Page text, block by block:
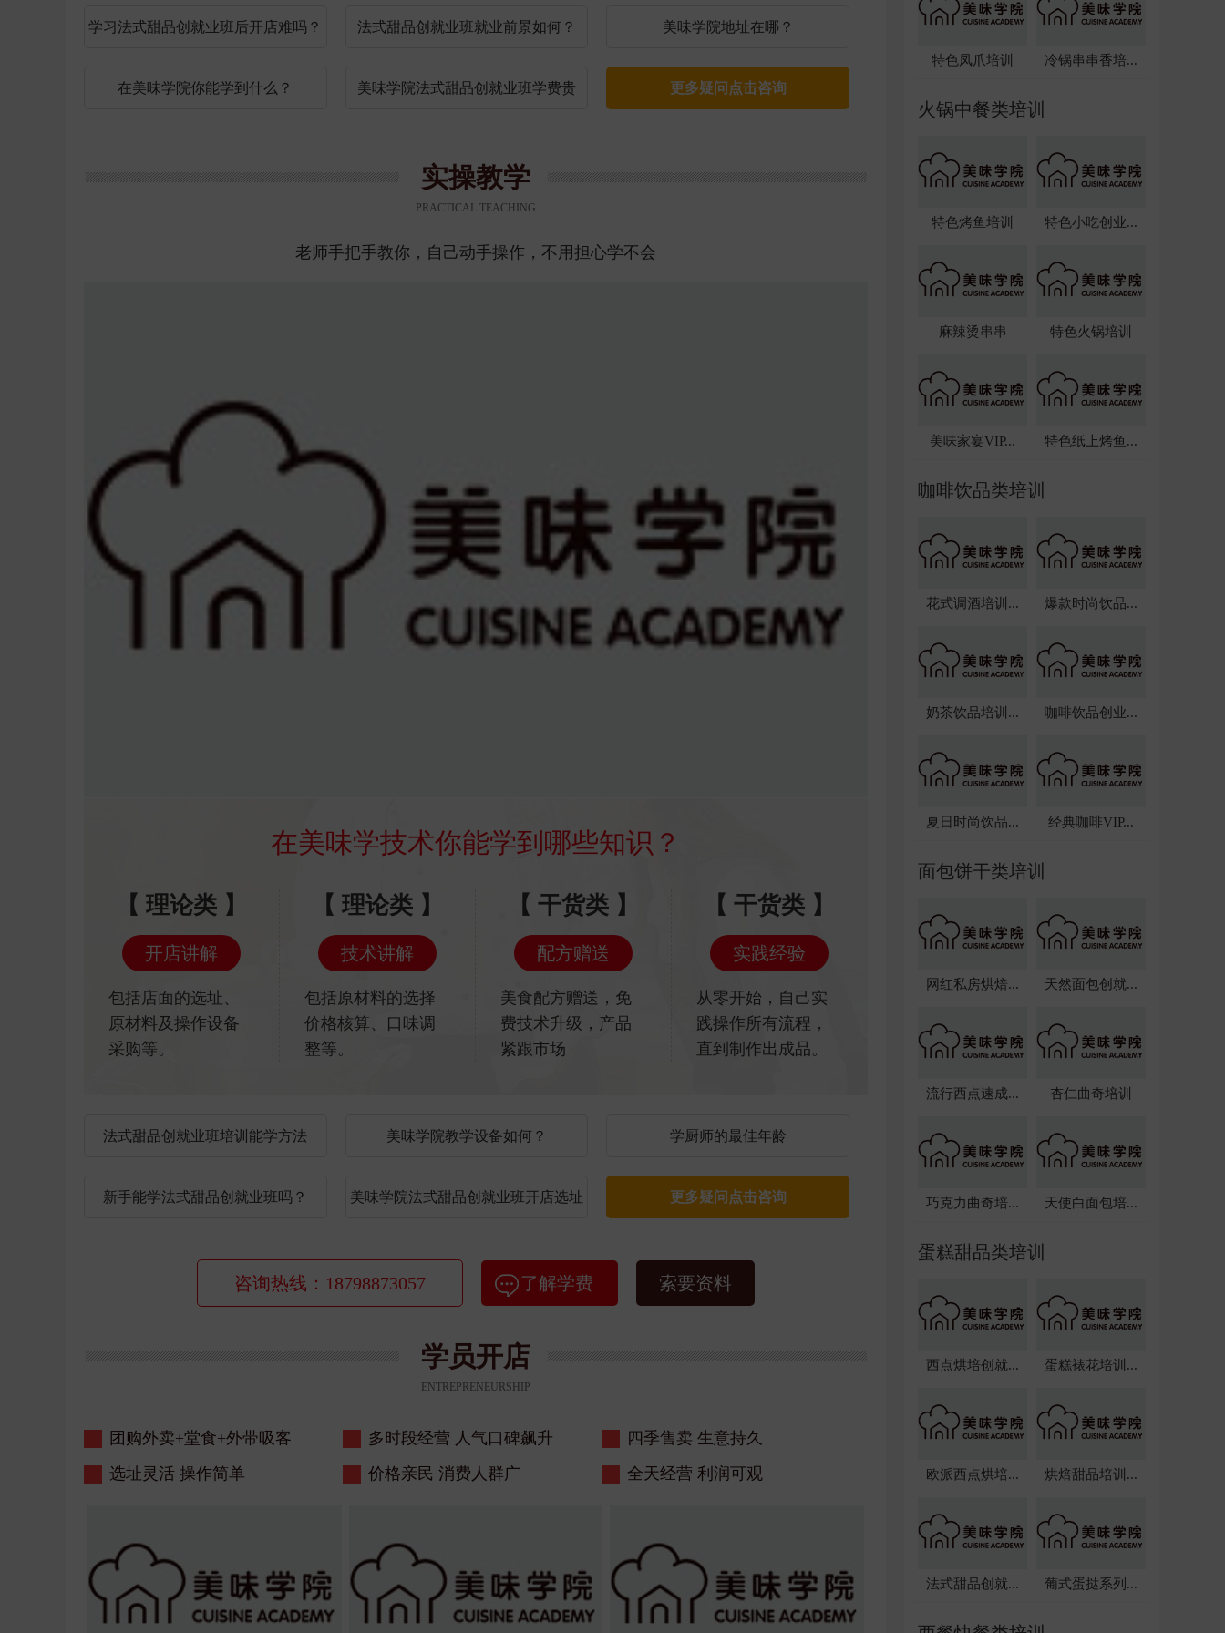
学习法式甜品创就业班后开店难吗？ 法式甜品创就业班就业前景如何？ 美味学院地址在哪？
在美味学院你能学到什么？ 美味学院法式甜品创就业班学费贵 更多疑问点击咨询
实操教学
PRACTICAL TEACHING
老师手把手教你，自己动手操作，不用担心学不会
开店讲解
包括店面的选址、
包括原材料的选择
价格核算、口味调
美食配方赠送，免
费技术升级，产品
紧跟市场
从零开始，自己实
践操作所有流程，
直到制作出成品。
美味学院教学设备如何？ 学厨师的最佳年龄
学员开店
四季售卖 生意持久
选址灵活 操作简单
价格亲民 消费人群广 全天经营 利润可观
特色凤爪培训 冷锅串串香培...
火锅中餐类培训
特色烤鱼培训 特色小吃创业...
麻辣烫串串 特色火锅培训
美味家宴VIP... 特色纸上烤鱼...
咖啡饮品类培训
花式调酒培训... 爆款时尚饮品...
奶茶饮品培训... 咖啡饮品创业...
夏日时尚饮品... 经典咖啡VIP...
面包饼干类培训
网红私房烘焙... 天然面包创就...
流行西点速成... 杏仁曲奇培训
巧克力曲奇培... 天使白面包培...
蛋糕甜品类培训
西点烘培创就... 蛋糕裱花培训...
欧派西点烘培... 烘焙甜品培训...
法式甜品创就... 葡式蛋挞系列...